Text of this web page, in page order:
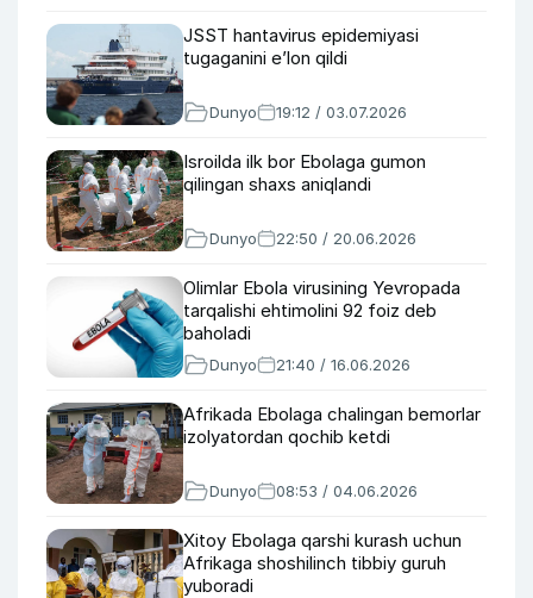
JSST hantavirus epidemiyasi
tugaganini e’lon qildi
Dunyo 19:12 / 03.07.2026
Isroilda ilk bor Ebolaga gumon
qilingan shaxs aniqlandi
Dunyo 22:50 / 20.06.2026
Olimlar Ebola virusining Yevropada
tarqalishi ehtimolini 92 foiz deb
baholadi
Dunyo 21:40 / 16.06.2026
Afrikada Ebolaga chalingan bemorlar
izolyatordan qochib ketdi
Dunyo 08:53 / 04.06.2026
Xitoy Ebolaga qarshi kurash uchun
Afrikaga shoshilinch tibbiy guruh
yuboradi